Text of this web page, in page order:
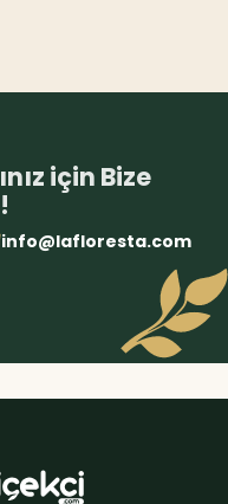
için Bize
info@lafloresta.com